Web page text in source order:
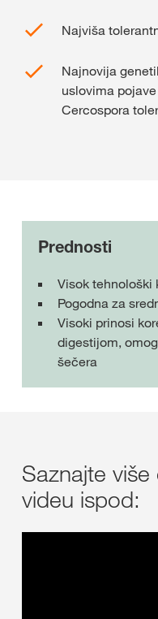
Najviša
Najnovija
uslovima
Cercospora
Prednosti
Visok tehnološki
Pogodna za
Visoki prinosi
digestijom,
šečera
Saznajte
videu ispod: